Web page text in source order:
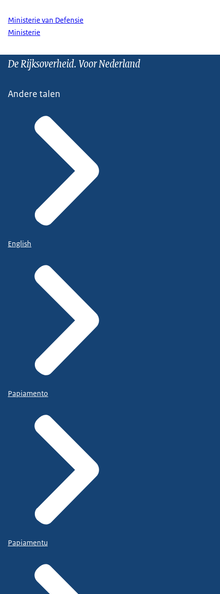
Ministerie van Defensie
Ministerie
De Rijksoverheid. Voor Nederland
Andere talen
English
Papiamento
Papiamentu